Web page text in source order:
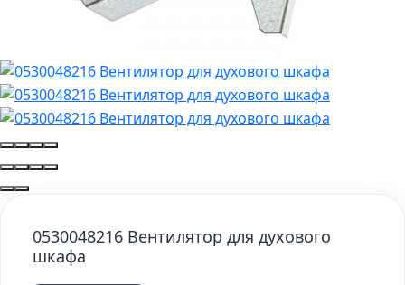
0530048216 Вентилятор для духового
шкафа